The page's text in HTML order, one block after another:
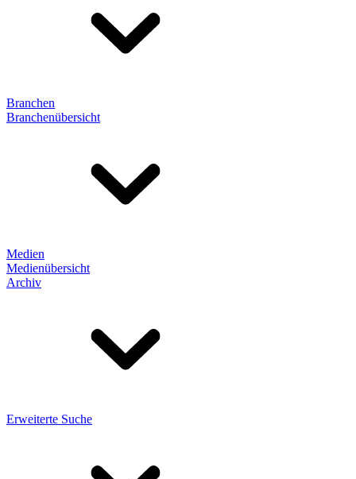
Branchen
Branchenübersicht
Medien
Medienübersicht
Archiv
Erweiterte Suche